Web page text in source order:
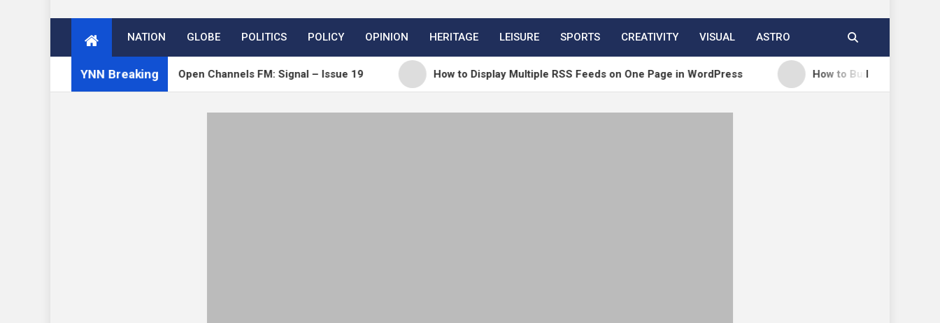
NATION GLOBE POLITICS POLICY OPINION HERITAGE LEISURE SPORTS CREATIVITY VISUAL ASTRO
YNN BreakingOpen Channels FM: Signal – Issue 19 How to Display Multiple RSS Feeds on One Page in WordPress How to Build a Course